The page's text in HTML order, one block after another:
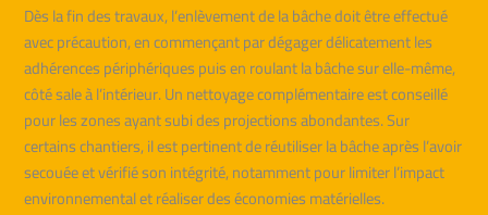
Dès la fin des travaux, l’enlèvement de la bâche doit être effectué
avec précaution, en commençant par dégager délicatement les
adhérences périphériques puis en roulant la bâche sur elle-même,
côté sale à l’intérieur. Un nettoyage complémentaire est conseillé
pour les zones ayant subi des projections abondantes. Sur
certains chantiers, il est pertinent de réutiliser la bâche après l’avoir
secouée et vérifié son intégrité, notamment pour limiter l’impact
environnemental et réaliser des économies matérielles.